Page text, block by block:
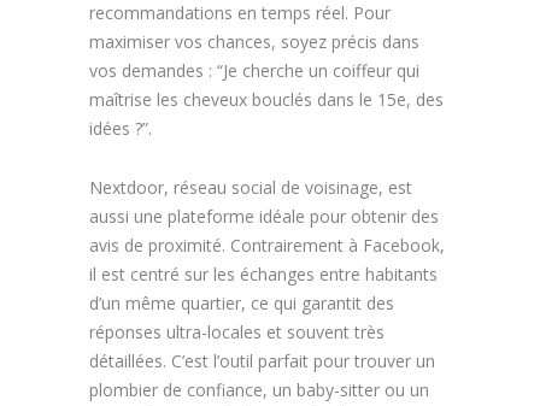
recommandations en temps réel. Pour
maximiser vos chances, soyez précis dans
vos demandes : “Je cherche un coiffeur qui
maîtrise les cheveux bouclés dans le 15e, des
idées ?”.
Nextdoor, réseau social de voisinage, est
aussi une plateforme idéale pour obtenir des
avis de proximité. Contrairement à Facebook,
il est centré sur les échanges entre habitants
d’un même quartier, ce qui garantit des
réponses ultra-locales et souvent très
détaillées. C’est l’outil parfait pour trouver un
plombier de confiance, un baby-sitter ou un